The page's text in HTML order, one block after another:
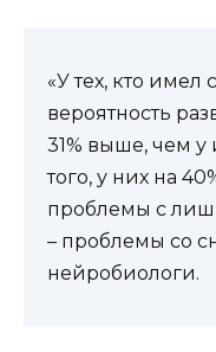
«У тех, кто имел
вероятность
31% выше, чем у
того, у них на
проблемы с
– проблемы со
нейробиологи.